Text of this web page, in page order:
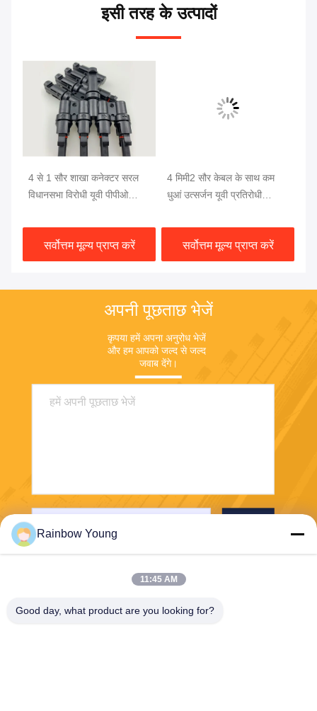
इसी तरह के उत्पादों
4 से 1 सौर शाखा कनेक्टर सरल
विधानसभा विरोधी यूवी पीपीओ
की क्षमता के साथ
सर्वोत्तम मूल्य प्राप्त करें
4 मिमी2 सौर केबल के साथ कम
धुआं उत्सर्जन यूवी प्रतिरोधी
सर्वोत्तम मूल्य प्राप्त करें
अपनी पूछताछ भेजें
कृपया हमें अपना अनुरोध भेजें
और हम आपको जल्द से जल्द
जवाब देंगे।
Rainbow Young
11:45 AM
Good day, what product are you looking for?